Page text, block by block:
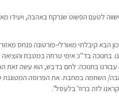
לטעם הפשוט שנרקח באהבה, ויעידו
הבא קיבלתי מאורלי-פורטונה פנחס
בחנוכה בד"כ אימי טרחה במטבח
עבורנו בחנוכה: לחם בדבש, הוא עשה
השחמה במחבת. את הפרוסה המטוגנת
לזה ברוז' בלעסל".